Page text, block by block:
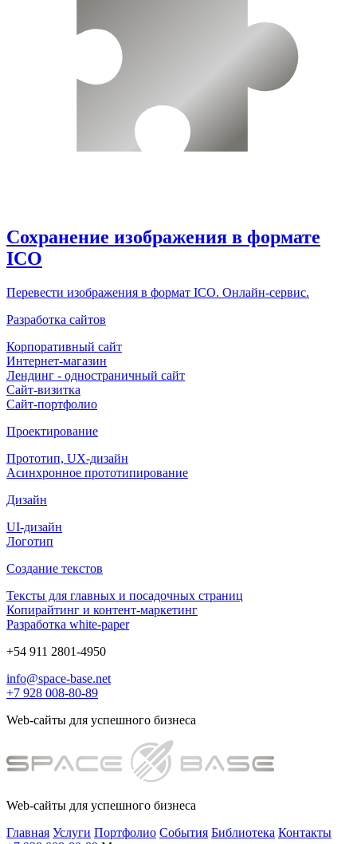
Сохранение изображения в формате
ICO
Перевести изображения в формат ICO. Онлайн-сервис.
Разработка сайтов
Корпоративный сайт
Интернет-магазин
Лендинг - одностраничный сайт
Сайт-визитка
Сайт-портфолио
Проектирование
Прототип, UX-дизайн
Асинхронное прототипирование
Дизайн
UI-дизайн
Логотип
Создание текстов
Тексты для главных и посадочных страниц
Копирайтинг и контент-маркетинг
Разработка white-paper
+54 911 2801-4950
info@space-base.net
+7 928 008-80-89
Web-сайты для успешного бизнеса
Web-сайты для успешного бизнеса
Главная Услуги Портфолио События Библиотека Контакты